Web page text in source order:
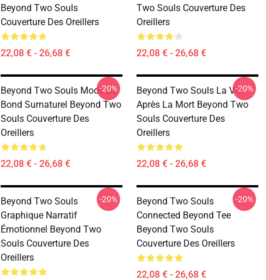
Beyond Two Souls
Couverture Des Oreillers
22,08 € - 26,68 €
Two Souls Couverture Des
Oreillers
22,08 € - 26,68 €
Beyond Two Souls Mode De
Bond Surnaturel Beyond Two
Souls Couverture Des
Oreillers
22,08 € - 26,68 €
-20%
Beyond Two Souls La Vie
Après La Mort Beyond Two
Souls Couverture Des
Oreillers
22,08 € - 26,68 €
-20%
Beyond Two Souls
Graphique Narratif
Émotionnel Beyond Two
Souls Couverture Des
Oreillers
-20%
Beyond Two Souls
Connected Beyond Tee
Beyond Two Souls
Couverture Des Oreillers
22,08 € - 26,68 €
-20%